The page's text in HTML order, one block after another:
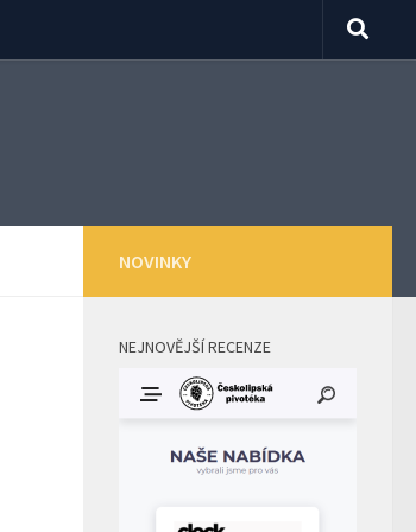
NOVINKY
NEJNOVĚJŠÍ RECENZE